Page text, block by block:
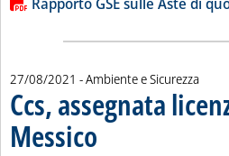
27/08/2021 - Ambiente e Sicurezza
Ccs, assegnata
Messico . Pubblicata venerdì 27